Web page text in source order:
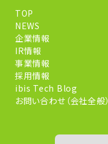
TOP
NEWS
企業情報
IR情報
事業情報
採用情報
ibis Tech Blog
お問い合わせ（会社全般）